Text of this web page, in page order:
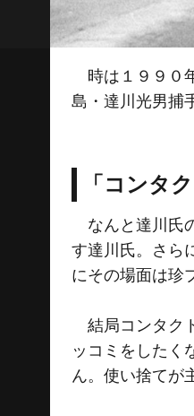
時は１９９０
島・達川光男捕
「コンタ
なんと達川氏
す達川氏。さら
にその場面は珍
結局コンタク
ッコミをしたく
ん。使い捨てが